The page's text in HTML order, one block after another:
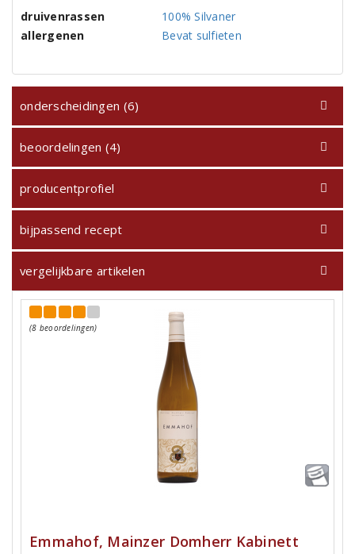
druivenrassen
100% Silvaner
allergenen
Bevat sulfieten
onderscheidingen (6)
beoordelingen (4)
producentprofiel
bijpassend recept
vergelijkbare artikelen
(8 beoordelingen)
Emmahof, Mainzer Domherr Kabinett